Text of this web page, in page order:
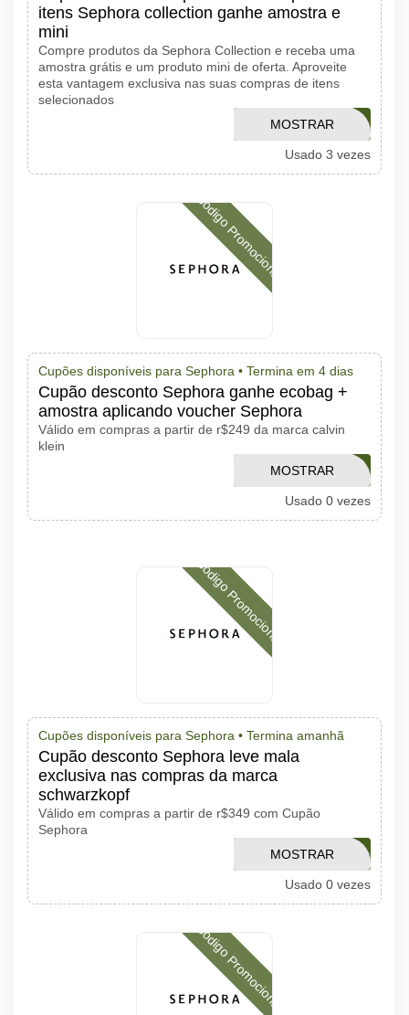
itens Sephora collection ganhe amostra e
mini
Compre produtos da Sephora Collection e receba uma
amostra grátis e um produto mini de oferta. Aproveite
esta vantagem exclusiva nas suas compras de itens
selecionados
VERAOSC
MOSTRAR
CÓDIGO
Usado 3 vezes
Código Promocional
Cupões disponíveis para Sephora • Termina em 4 dias
Cupão desconto Sephora ganhe ecobag +
amostra aplicando voucher Sephora
Válido em compras a partir de r$249 da marca calvin
klein
CKSUMMER
MOSTRAR
CÓDIGO
Usado 0 vezes
Código Promocional
Cupões disponíveis para Sephora • Termina amanhã
Cupão desconto Sephora leve mala
exclusiva nas compras da marca
schwarzkopf
Válido em compras a partir de r$349 com Cupão
Sephora
VERAOSKP
MOSTRAR
CÓDIGO
Usado 0 vezes
Código Promocional